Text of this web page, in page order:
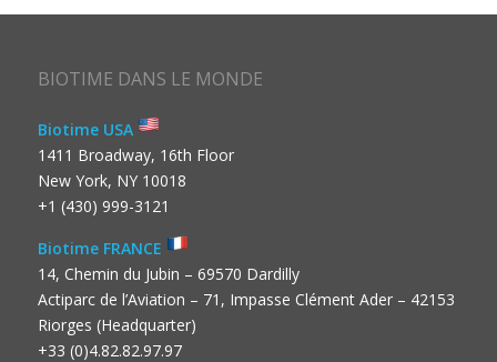
BIOTIME DANS LE MONDE
Biotime USA
1411 Broadway, 16th Floor
New York, NY 10018
+1 (430) 999-3121
Biotime FRANCE
14, Chemin du Jubin – 69570 Dardilly
Actiparc de l’Aviation – 71, Impasse Clément Ader – 42153
Riorges (Headquarter)
+33 (0)4.82.82.97.97